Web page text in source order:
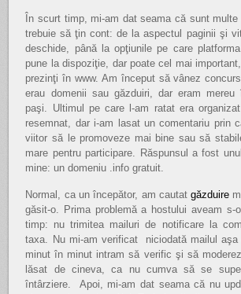
În scurt timp, mi-am dat seama că sunt
trebuie să ţin cont: de la aspectul paginii şi
deschide, până la opţiunile pe care
pune la dispoziţie, dar poate cel mai
prezinţi în www. Am început să vânez
erau domenii sau găzduiri, dar eram
paşi. Ultimul pe care l-am ratat era
resemnat, dar i-am lasat un comentariu prin
viitor să le promoveze mai bine sau să
mare pentru participare. Răspunsul a fost
mine: un domeniu .info gratuit.
Normal, ca un începător, am cautatgăzduire
găsit-o. Prima problemă a hostului aveam s-
timp: nu trimitea mailuri de notificare la
taxa. Nu mi-am verificat niciodată mailul
minut în minut intram să verific şi să
lăsat de cineva, ca nu cumva să se
întârziere. Apoi, mi-am dat seama că nu